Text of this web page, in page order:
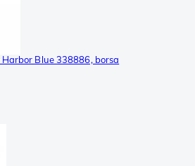
Harbor Blue 338886, borsa